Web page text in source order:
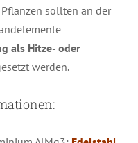
sollten an der
als Hitze- oder
werden.